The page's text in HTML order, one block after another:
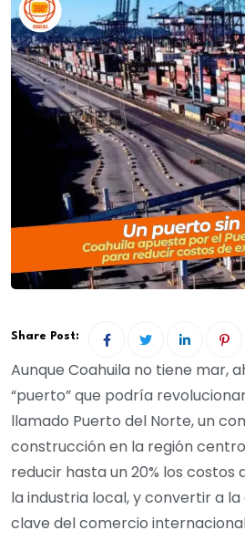
Share Post:
Aunque Coahuila no tiene mar,
“puerto” que podría
llamado Puerto del Norte, un
construcción en la región
reducir hasta un 20% los
la industria local, y convertir a
clave del comercio